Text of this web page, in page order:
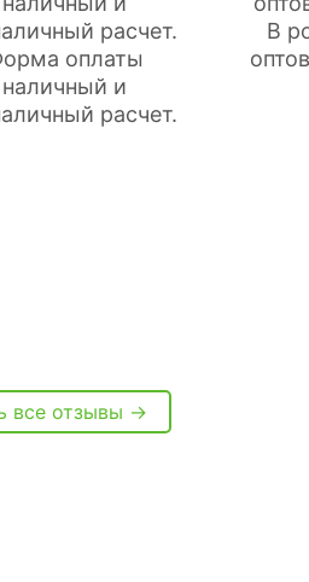
оплаты
наличный и
расчет.
В
все отзывы →